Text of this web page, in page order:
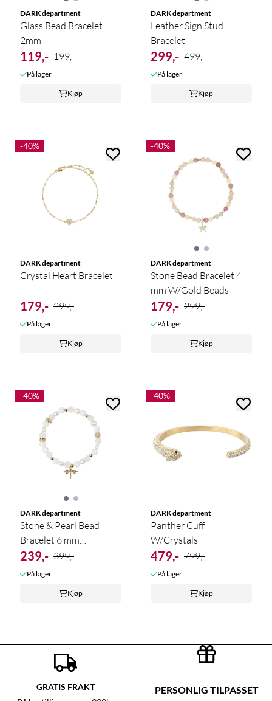
DARK department
Glass Bead Bracelet
2mm
119,- 199,-
På lager
Kjøp
DARK department
Leather Sign Stud
Bracelet
299,- 499,-
På lager
Kjøp
-40%
DARK department
Crystal Heart Bracelet
179,- 299,-
På lager
Kjøp
-40%
DARK department
Stone Bead Bracelet 4
mm W/Gold Beads
179,- 299,-
På lager
Kjøp
-40%
DARK department
Stone & Pearl Bead
Bracelet 6 mm
W/Charm
239,- 399,-
På lager
Kjøp
-40%
DARK department
Panther Cuff
W/Crystals
479,- 799,-
På lager
Kjøp
GRATIS FRAKT PERSONLIG TILPASSET